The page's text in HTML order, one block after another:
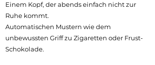
Einem Kopf, der abends einfach nicht zur
Ruhe kommt.
Automatischen Mustern wie dem
unbewussten Griff zu Zigaretten oder Frust-
Schokolade.